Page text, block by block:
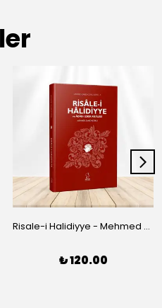
Risale-i Halidiyye - Mehmed Zahid Kotku
₺ 120.00